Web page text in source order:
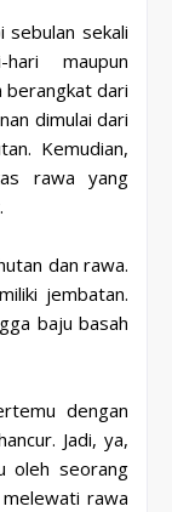
sebulan sekali
maupun
berangkat dari
dimulai dari
Kemudian,
rawa yang
dan rawa.
jembatan.
baju basah
dengan
Jadi, ya,
oleh seorang
rawa